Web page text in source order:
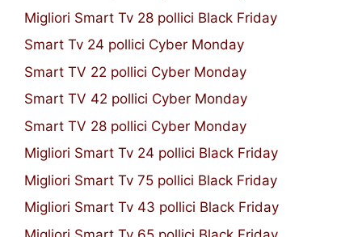
Migliori Smart Tv 28 pollici Black Friday
Smart Tv 24 pollici Cyber Monday
Smart TV 22 pollici Cyber Monday
Smart TV 42 pollici Cyber Monday
Smart TV 28 pollici Cyber Monday
Migliori Smart Tv 24 pollici Black Friday
Migliori Smart Tv 75 pollici Black Friday
Migliori Smart Tv 43 pollici Black Friday